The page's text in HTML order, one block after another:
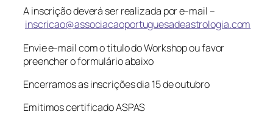
A inscrição deverá ser realizada por e-mail –
inscricao@associacaoportuguesadeastrologia.com
Envie e-mail com o título do Workshop ou favor
preencher o formulário abaixo
Encerramos as inscrições dia 15 de outubro
Emitimos certificado ASPAS